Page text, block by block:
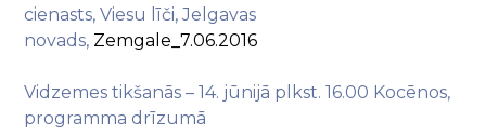
cienasts, Viesu līči, Jelgavas
novads, Zemgale_7.06.2016
Vidzemes tikšanās – 14. jūnijā plkst. 16.00 Kocēnos,
programma drīzumā